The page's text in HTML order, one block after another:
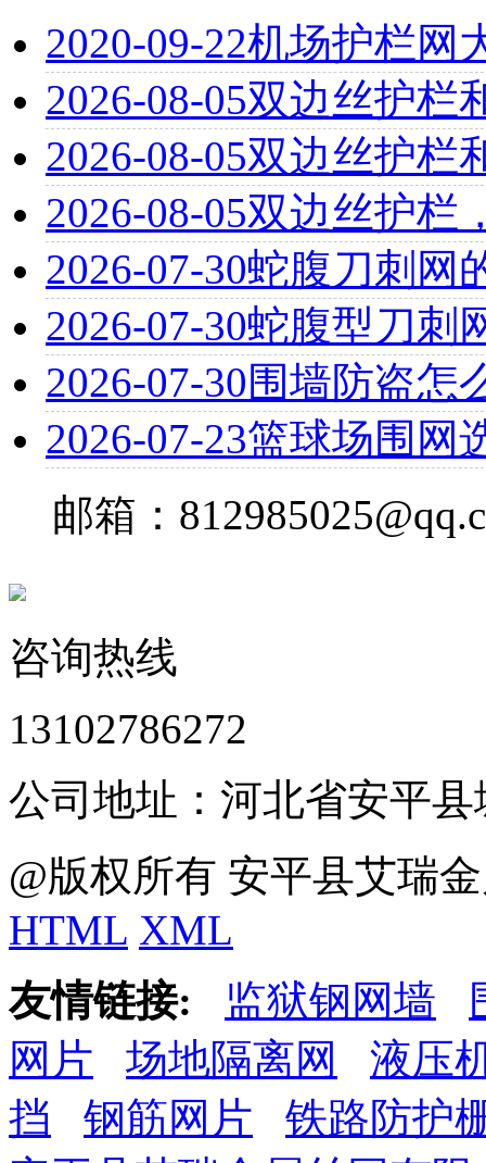
2020-09-22机场护栏网
2026-08-05双边丝护栏
2026-08-05双边丝护栏
2026-08-05双边丝护栏
2026-07-30蛇腹刀刺网
2026-07-30蛇腹型刀刺
2026-07-30围墙防盗怎
2026-07-23篮球场围网
邮箱：
咨询热线
13102786272
公司地址：河北省安平
@版权所有 安平县艾瑞
HTML XML
友情链接:
监狱钢网墙
网片
场地隔离网
液压
挡
钢筋网片
铁路防护